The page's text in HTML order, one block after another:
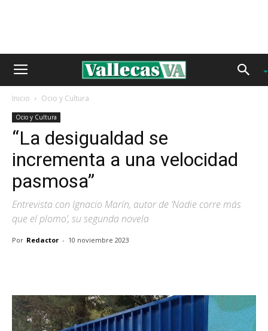
Inicio Ocio y Cultura
Ocio y Cultura
“La desigualdad se
incrementa a una velocidad
pasmosa”
Entrevista con Ignacio Marín, autor de ‘Nadie corre más
que el plomo’, su segunda novela
Por Redactor - 10 noviembre 2023